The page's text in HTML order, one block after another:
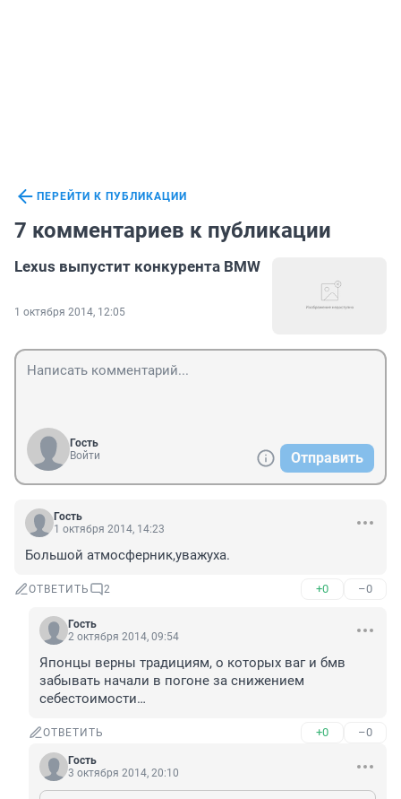
ПЕРЕЙТИ К ПУБЛИКАЦИИ
7 комментариев к публикации
Lexus выпустит конкурента BMW
1 октября 2014, 12:05
Гость
Войти
Отправить
Гость
1 октября 2014, 14:23
Большой атмосферник,уважуха.
ОТВЕТИТЬ 2 +0 –0
Гость
2 октября 2014, 09:54
Японцы верны традициям, о которых ваг и бмв
забывать начали в погоне за снижением
себестоимости…
ОТВЕТИТЬ +0 –0
Гость
3 октября 2014, 20:10